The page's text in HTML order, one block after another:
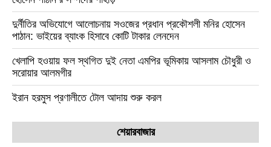
দুর্নীতির অভিযোগে আলোচনায় সওজের প্রধান প্রকৌশলী মনির হোসেন
পাঠান: ভাইয়ের ব্যাংক হিসাবে কোটি টাকার লেনদেন
খেলাপি হওয়ায় ফল স্থগিত দুই নেতা এমপির ভূমিকায় আসলাম চৌধুরী ও
সরোয়ার আলমগীর
ইরান হরমুস প্রণালীতে টোল আদায় শুরু করল
শেয়ারবাজার